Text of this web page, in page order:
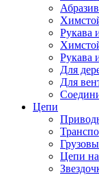
Рукава
Рукава
Для
Для
Цепи
Цепи на